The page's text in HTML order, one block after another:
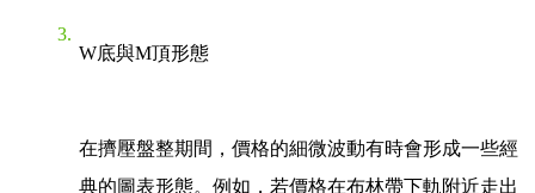
W底與M頂形態
在擠壓盤整期間，價格的細微波動有時會形成一些經
典的圖表形態。例如，若價格在布林帶下軌附近走出